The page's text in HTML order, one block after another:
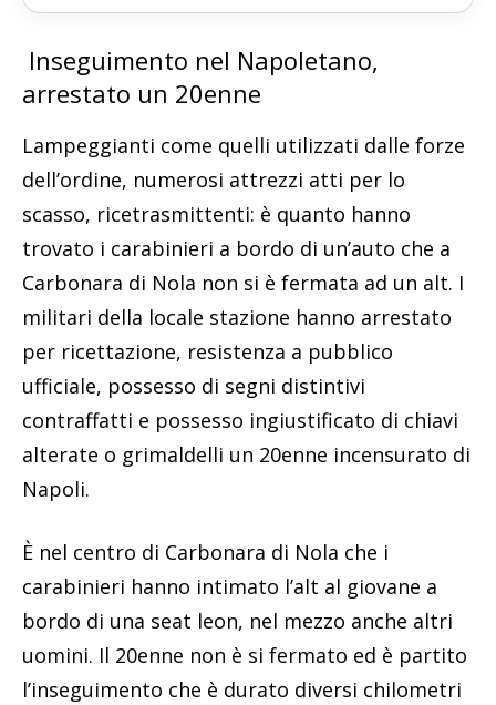
Inseguimento nel Napoletano,
arrestato un 20enne
Lampeggianti come quelli utilizzati dalle forze
dell’ordine, numerosi attrezzi atti per lo
scasso, ricetrasmittenti: è quanto hanno
trovato i carabinieri a bordo di un’auto che a
Carbonara di Nola non si è fermata ad un alt. I
militari della locale stazione hanno arrestato
per ricettazione, resistenza a pubblico
ufficiale, possesso di segni distintivi
contraffatti e possesso ingiustificato di chiavi
alterate o grimaldelli un 20enne incensurato di
Napoli.
È nel centro di Carbonara di Nola che i
carabinieri hanno intimato l’alt al giovane a
bordo di una seat leon, nel mezzo anche altri
uomini. Il 20enne non è si fermato ed è partito
l’inseguimento che è durato diversi chilometri